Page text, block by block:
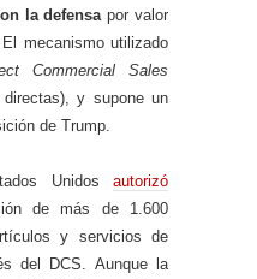
la defensa por valor
mecanismo utilizado
Commercial Sales
y supone un
de Trump.
Unidos autorizó
de más de 1.600
y servicios de
del DCS. Aunque la